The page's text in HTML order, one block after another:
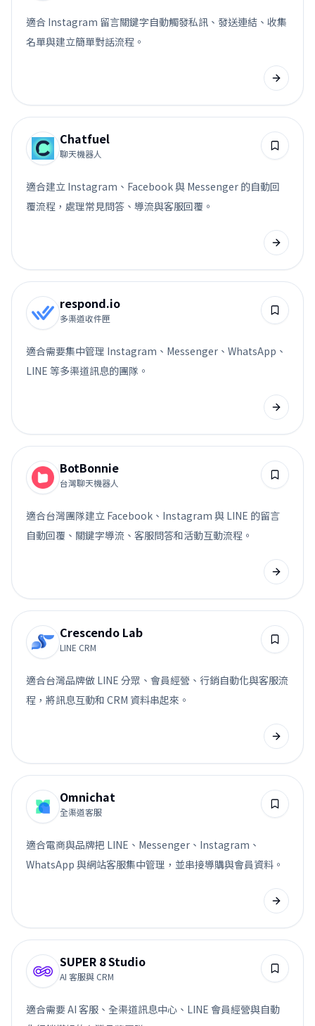
適合 Instagram 留言關鍵字自動觸發私訊、發送連結、收集
名單與建立簡單對話流程。
Chatfuel
聊天機器人
適合建立 Instagram、Facebook 與 Messenger 的自動回
覆流程，處理常見問答、導流與客服回覆。
respond.io
多渠道收件匣
適合需要集中管理 Instagram、Messenger、WhatsApp、
LINE 等多渠道訊息的團隊。
BotBonnie
台灣聊天機器人
適合台灣團隊建立 Facebook、Instagram 與 LINE 的留言
自動回覆、關鍵字導流、客服問答和活動互動流程。
Crescendo Lab
LINE CRM
適合台灣品牌做 LINE 分眾、會員經營、行銷自動化與客服流
程，將訊息互動和 CRM 資料串起來。
Omnichat
全渠道客服
適合電商與品牌把 LINE、Messenger、Instagram、
WhatsApp 與網站客服集中管理，並串接導購與會員資料。
SUPER 8 Studio
AI 客服與 CRM
適合需要 AI 客服、全渠道訊息中心、LINE 會員經營與自動